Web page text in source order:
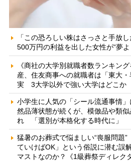
「この恐ろしい株はさっさと手放
500万円の利益を出した女性が“夢
《商社の大学別就職者数ランキン
産、住友商事への就職者は「東大
実 3大学以外で強い大学はどこか
小学生に人気の「シール流通事情
然品薄状態が続くが、模倣品や類
れ 「選別が本格化する時代に」
猛暑のお葬式で悩ましい“喪服問題
ていけばOK」という俗説に潜む誤
マストなのか？《1級葬祭ディレク